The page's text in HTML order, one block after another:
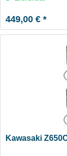
449,00 € *
Kawasaki